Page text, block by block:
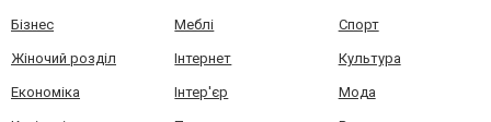
Бізнес Меблі Спорт
Жіночий розділ Інтернет Культура
Економіка Інтер'єр Мода